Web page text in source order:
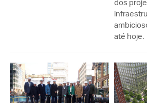
dos
até hoje.